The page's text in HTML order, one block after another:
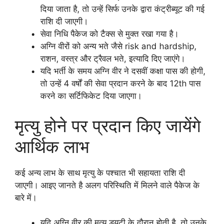
दिया जाता है, तो उन्हें सिर्फ उनके द्वारा कंट्रीब्यूट की गई
राशि दी जाएगी।
सेवा निधि पैकेज को टैक्स से मुक्त रखा गया है।
अग्नि वीरों को अन्य भते जैसे risk and hardship,
राशन, वस्त्र और ट्रैवल भते, इत्यादि दिए जाएंगे।
यदि भर्ती के समय अग्नि वीर ने दसवीं कक्षा पास की होगी,
तो उन्हें 4 वर्षों की सेवा प्रदान करने के बाद 12th पास
करने का सर्टिफिकेट दिया जाएगा।
मृत्यु होने पर प्रदान किए जायेंगे
आर्थिक लाभ
कई अन्य लाभ के साथ मृत्यु के पश्चात भी सहायता राशि दी
जाएगी। आइए जानते है अलग परिस्थिति में मिलने वाले पैकेज के
बारे में।